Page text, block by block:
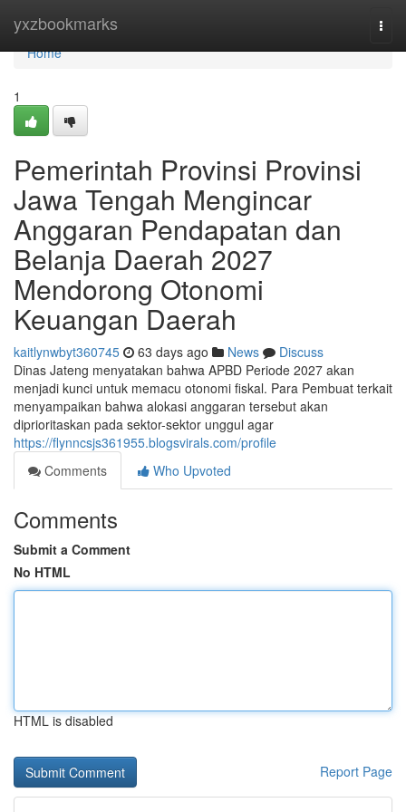
yxzbookmarks
Home
Home
1
Pemerintah Provinsi Provinsi
Jawa Tengah Mengincar
Anggaran Pendapatan dan
Belanja Daerah 2027
Mendorong Otonomi
Keuangan Daerah
kaitlynwbyt360745 63 days ago News
Discuss
Dinas Jateng menyatakan bahwa APBD Periode 2027 akan
menjadi kunci untuk memacu otonomi fiskal. Para Pembuat terkait
menyampaikan bahwa alokasi anggaran tersebut akan
diprioritaskan pada sektor-sektor unggul agar
https://flynncsjs361955.blogsvirals.com/profile
Comments
Who Upvoted
Comments
Submit a Comment
No HTML
HTML is disabled
Report Page